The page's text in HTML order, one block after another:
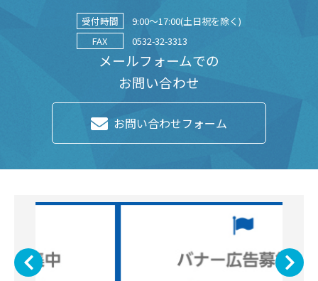
受付時間
9:00～17:00(土日祝を除く)
FAX
0532-32-3313
メールフォームでの
お問い合わせ
お問い合わせフォーム